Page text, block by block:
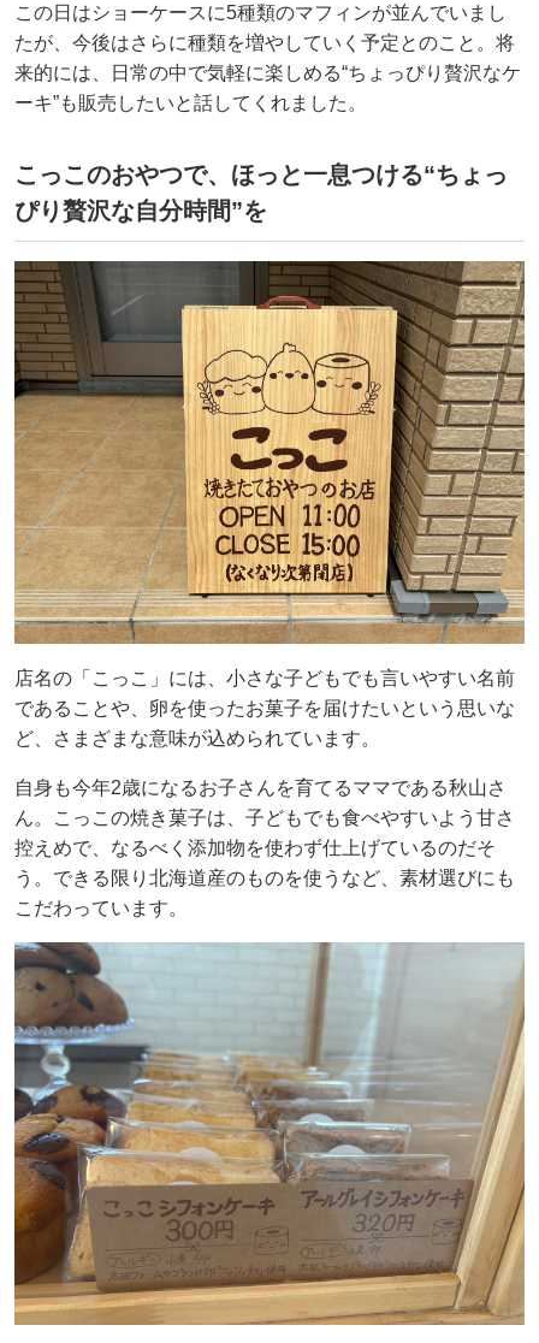
この日はショーケースに5種類のマフィンが並んでいまし
たが、今後はさらに種類を増やしていく予定とのこと。将
来的には、日常の中で気軽に楽しめる“ちょっぴり贅沢なケ
ーキ”も販売したいと話してくれました。
こっこのおやつで、ほっと一息つける“ちょっ
ぴり贅沢な自分時間”を
店名の「こっこ」には、小さな子どもでも言いやすい名前
であることや、卵を使ったお菓子を届けたいという思いな
ど、さまざまな意味が込められています。
自身も今年2歳になるお子さんを育てるママである秋山さ
ん。こっこの焼き菓子は、子どもでも食べやすいよう甘さ
控えめで、なるべく添加物を使わず仕上げているのだそ
う。できる限り北海道産のものを使うなど、素材選びにも
こだわっています。